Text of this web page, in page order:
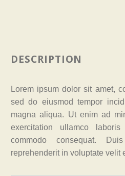
DESCRIPTION
Lorem ipsum dolor sit amet,
sed do eiusmod tempor
magna aliqua. Ut enim ad
exercitation ullamco
commodo consequat.
reprehenderit in voluptate velit